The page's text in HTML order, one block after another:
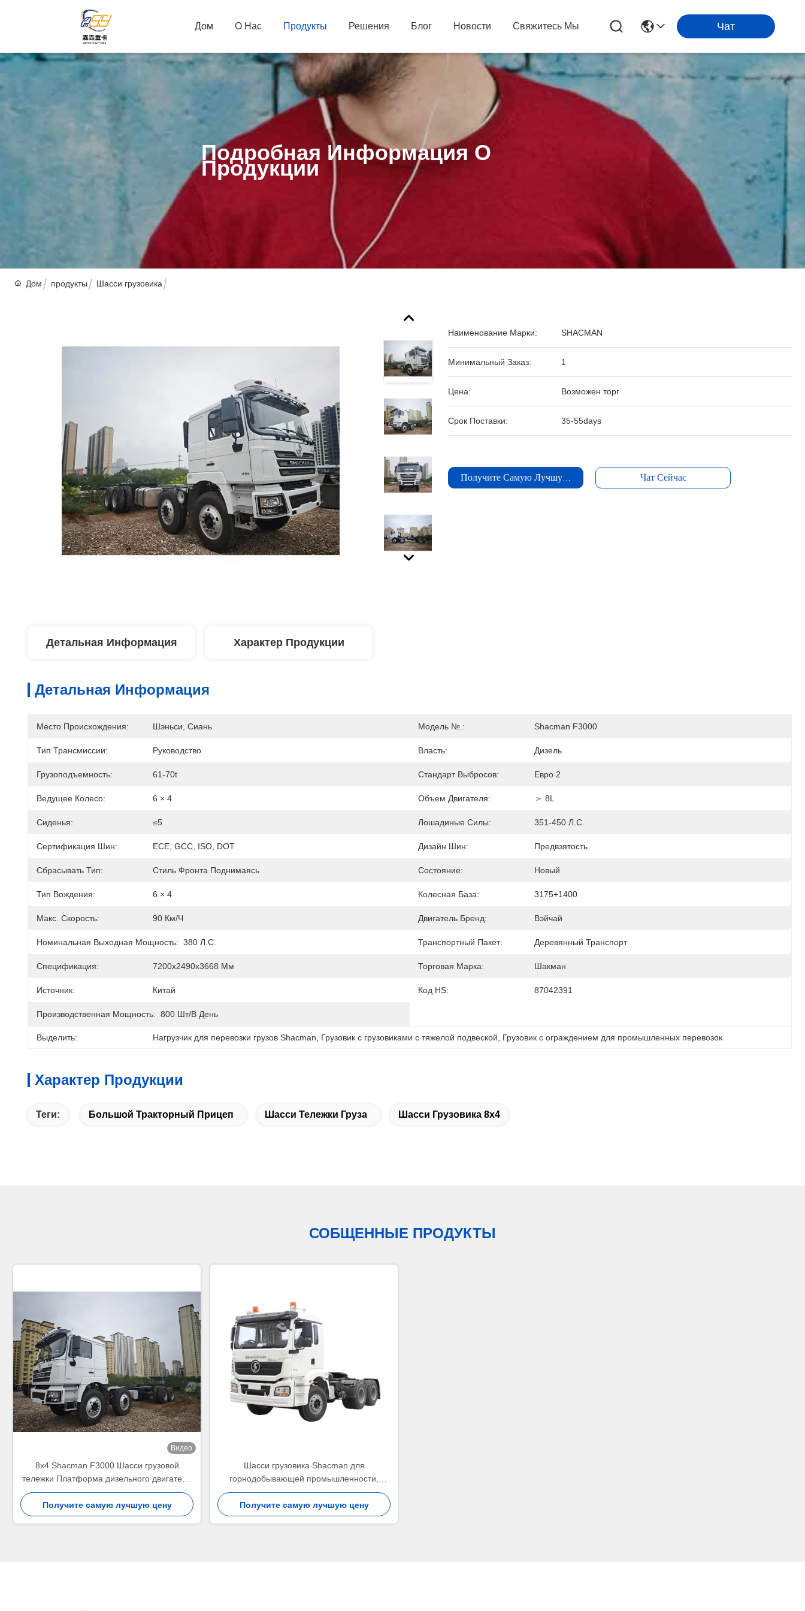
Дом О Нас Продукты Решения Блог Новости Свяжитесь Мы Чат
Подробная Информация О
Продукции
Дом продукты Шасси грузовика
Наименование Марки: SHACMAN
Минимальный Заказ: 1
Цена: Возможен торг
Срок Поставки: 35-55days
Получите Самую Лучшую Цену Чат Сейчас
Детальная Информация Характер Продукции
Детальная Информация
Место Происхождения: Шэньси, Сиань Модель №.: Shacman F3000
Тип Трансмиссии: Руководство Власть: Дизель
Грузоподъемность: 61-70t Стандарт Выбросов: Евро 2
Ведущее Колесо: 6 × 4 Объем Двигателя: ＞ 8L
Сиденья: ≤5 Лошадиные Силы: 351-450 Л.с.
Сертификация Шин: ECE, GCC, ISO, DOT Дизайн Шин: Предвзятость
Сбрасывать Тип: Стиль Фронта Поднимаясь Состояние: Новый
Тип Вождения: 6 × 4 Колесная База: 3175+1400
Макс. Скорость: 90 Км/ч Двигатель Бренд: Вэйчай
Номинальная Выходная Мощность: 380 Л.с. Транспортный Пакет: Деревянный Транспорт
Спецификация: 7200x2490x3668 Мм Торговая Марка: Шакман
Источник: Китай Код HS: 87042391
Производственная Мощность: 800 Шт/в День
Выделить: Нагрузчик для перевозки грузов Shacman Грузовик с грузовиками с тяжелой подвеской Грузовик с ограждением для промышленных перевозок
Характер Продукции
Теги: Большой Тракторный Прицеп Шасси Тележки Груза Шасси Грузовика 8х4
СОБЩЕННЫЕ ПРОДУКТЫ
Видео
8x4 Shacman F3000 Шасси грузовой
тележки Платформа дизельного двигателя
430HP Сверхмощный транспортный
корабль
Получите самую лучшую цену
Шасси грузовика Shacman для
горнодобывающей промышленности,
большой тракторный прицеп, грузовая
транспортная платформа, тяжелое
погрузочное оборудование
Получите самую лучшую цену